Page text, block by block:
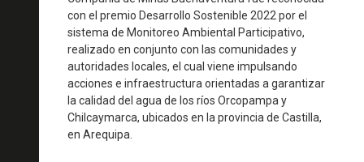
con el premio Desarrollo Sostenible 2022 por el
sistema de Monitoreo Ambiental Participativo,
realizado en conjunto con las comunidades y
autoridades locales, el cual viene impulsando
acciones e infraestructura orientadas a garantizar
la calidad del agua de los ríos Orcopampa y
Chilcaymarca, ubicados en la provincia de Castilla,
en Arequipa.